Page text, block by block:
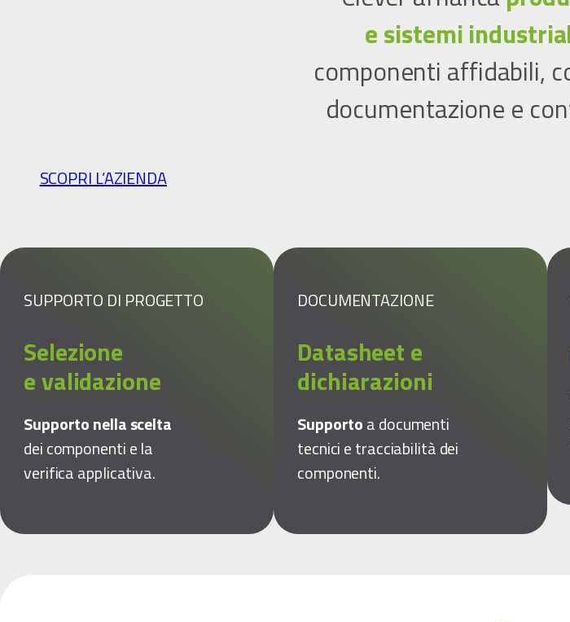
e sistemi
componenti affidabili,
documentazione e
SCOPRI L’AZIENDA
SUPPORTO DI PROGETTO
Selezione
e validazione
Supporto nella scelta
dei componenti e la
verifica applicativa.
DOCUMENTAZIONE
Datasheet e
dichiarazioni
Supportoa documenti
tecnici e tracciabilità dei
componenti.